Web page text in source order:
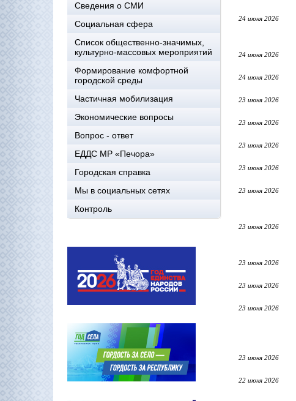
Сведения о СМИ
Социальная сфера
Список общественно-значимых,
культурно-массовых мероприятий
Формирование комфортной
городской среды
Частичная мобилизация
Экономические вопросы
Вопрос - ответ
ЕДДС МР «Печора»
Городская справка
Мы в социальных сетях
Контроль
24 июня 2026
24 июня 2026
24 июня 2026
23 июня 2026
23 июня 2026
23 июня 2026
23 июня 2026
23 июня 2026
23 июня 2026
23 июня 2026
23 июня 2026
23 июня 2026
23 июня 2026
22 июня 2026